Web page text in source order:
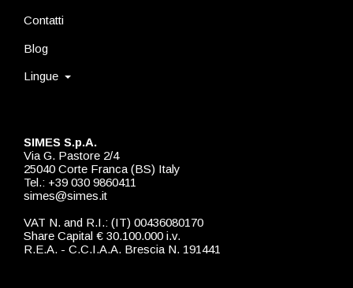
SIMES S.p.A.
Via G. Pastore 2/4
25040 Corte Franca (BS) Italy
Tel.: +39 030 9860411
simes@simes.it
VAT N. and R.I.: (IT) 00436080170
Share Capital € 30.100.000 i.v.
R.E.A. - C.C.I.A.A. Brescia N. 191441
Contatti
Blog
Lingue